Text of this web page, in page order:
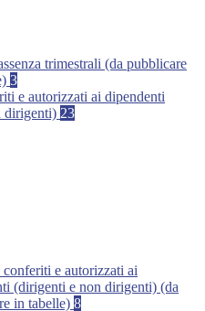
trimestrali (da pubblicare
3
e autorizzati ai dipendenti
dirigenti) 23
e autorizzati ai
(dirigenti e non dirigenti) (da
in tabelle) 8